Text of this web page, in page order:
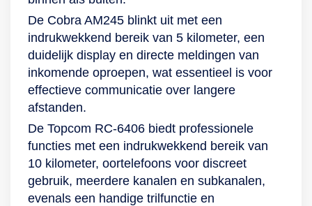
De Cobra AM245 blinkt uit met een
indrukwekkend bereik van 5 kilometer, een
duidelijk display en directe meldingen van
inkomende oproepen, wat essentieel is voor
effectieve communicatie over langere
afstanden.
De Topcom RC-6406 biedt professionele
functies met een indrukwekkend bereik van
10 kilometer, oortelefoons voor discreet
gebruik, meerdere kanalen en subkanalen,
evenals een handige trilfunctie en